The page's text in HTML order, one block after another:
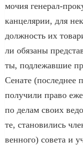
мо­чия ге­не­рал-
кан­це­ля­рии, для
долж­ность их
ли обя­за­ны
ты, под­ле­жав­шие
Се­на­те (по­след­нее
по­лу­чи­ли пра­во
по де­лам сво­их
те, ста­но­ви­лись
вен­но­го) со­ве­та и